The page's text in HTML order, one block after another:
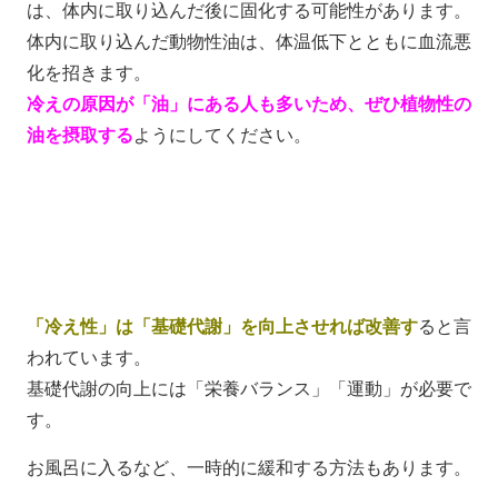
は、体内に取り込んだ後に固化する可能性があります。
体内に取り込んだ動物性油は、体温低下とともに血流悪
化を招きます。
冷えの原因が「油」にある人も多いため、ぜひ植物性の
油を摂取するようにしてください。
「冷え性」は「基礎代謝」を向上させれば改善すると言
われています。
基礎代謝の向上には「栄養バランス」「運動」が必要で
す。
お風呂に入るなど、一時的に緩和する方法もあります。